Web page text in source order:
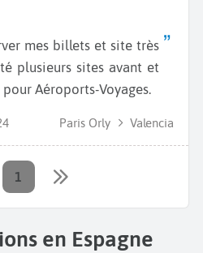
mes billets et site très
plusieurs sites avant et
Aéroports-Voyages.
Paris Orly Valencia
1
en Espagne